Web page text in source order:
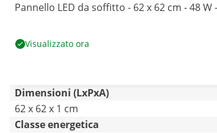
Pannello LED da soffitto - 62 x 62 cm - 48
Visualizzato ora
Dimensioni (LxPxA)
62 x 62 x 1 cm
Classe energetica